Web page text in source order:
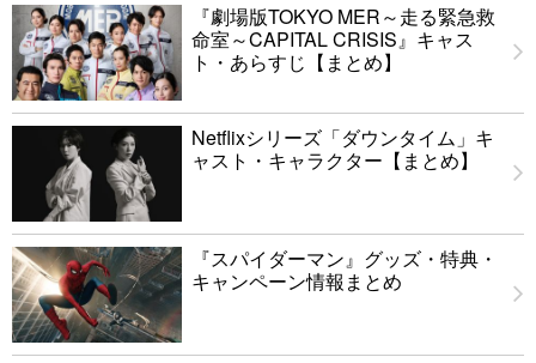
『劇場版TOKYO MER～走る緊急救
命室～CAPITAL CRISIS』キャス
ト・あらすじ【まとめ】
Netflixシリーズ「ダウンタイム」キ
ャスト・キャラクター【まとめ】
『スパイダーマン』グッズ・特典・
キャンペーン情報まとめ